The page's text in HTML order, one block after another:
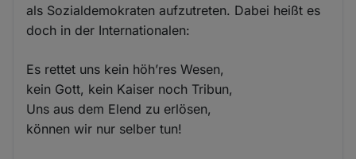
als Sozialdemokraten aufzutreten. Dabei heißt es
doch in der Internationalen:
Es rettet uns kein höh’res Wesen,
kein Gott, kein Kaiser noch Tribun,
Uns aus dem Elend zu erlösen,
können wir nur selber tun!